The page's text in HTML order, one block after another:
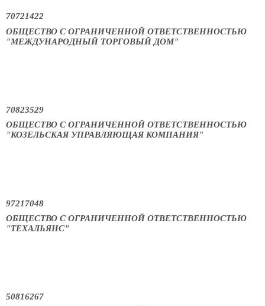
70721422
ОБЩЕСТВО С ОГРАНИЧЕННОЙ ОТВЕТСТВЕННОСТЬЮ
"МЕЖДУНАРОДНЫЙ ТОРГОВЫЙ ДОМ"
70823529
ОБЩЕСТВО С ОГРАНИЧЕННОЙ ОТВЕТСТВЕННОСТЬЮ
"КОЗЕЛЬСКАЯ УПРАВЛЯЮЩАЯ КОМПАНИЯ"
97217048
ОБЩЕСТВО С ОГРАНИЧЕННОЙ ОТВЕТСТВЕННОСТЬЮ
"ТЕХАЛЬЯНС"
50816267